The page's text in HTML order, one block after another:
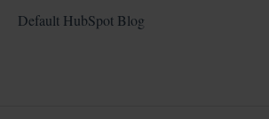
Default HubSpot Blog